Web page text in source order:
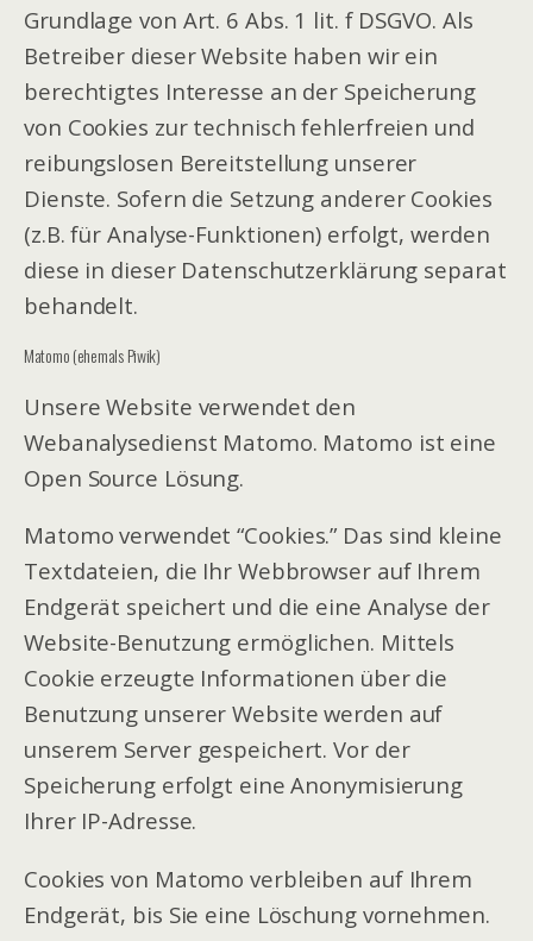
Grundlage von Art. 6 Abs. 1 lit. f DSGVO. Als
Betreiber dieser Website haben wir ein
berechtigtes Interesse an der Speicherung
von Cookies zur technisch fehlerfreien und
reibungslosen Bereitstellung unserer
Dienste. Sofern die Setzung anderer Cookies
(z.B. für Analyse-Funktionen) erfolgt, werden
diese in dieser Datenschutzerklärung separat
behandelt.
Matomo (ehemals Piwik)
Unsere Website verwendet den
Webanalysedienst Matomo. Matomo ist eine
Open Source Lösung.
Matomo verwendet “Cookies.” Das sind kleine
Textdateien, die Ihr Webbrowser auf Ihrem
Endgerät speichert und die eine Analyse der
Website-Benutzung ermöglichen. Mittels
Cookie erzeugte Informationen über die
Benutzung unserer Website werden auf
unserem Server gespeichert. Vor der
Speicherung erfolgt eine Anonymisierung
Ihrer IP-Adresse.
Cookies von Matomo verbleiben auf Ihrem
Endgerät, bis Sie eine Löschung vornehmen.